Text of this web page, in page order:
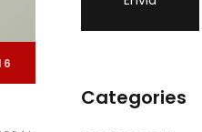
Categories